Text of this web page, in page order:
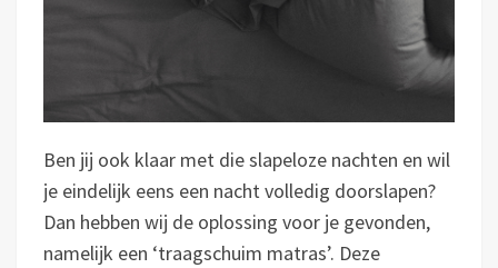
Ben jij ook klaar met die slapeloze nachten en wil
je eindelijk eens een nacht volledig doorslapen?
Dan hebben wij de oplossing voor je gevonden,
namelijk een ‘traagschuim matras’. Deze